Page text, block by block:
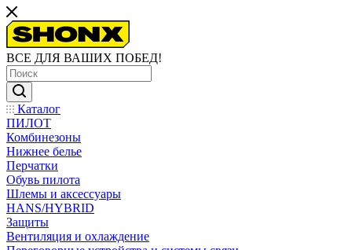
ВСЕ ДЛЯ ВАШИХ ПОБЕД!
Каталог
ПИЛОТ
Комбинезоны
Нижнее белье
Перчатки
Обувь пилота
Шлемы и аксессуары
HANS/HYBRID
Защиты
Вентиляция и охлаждение